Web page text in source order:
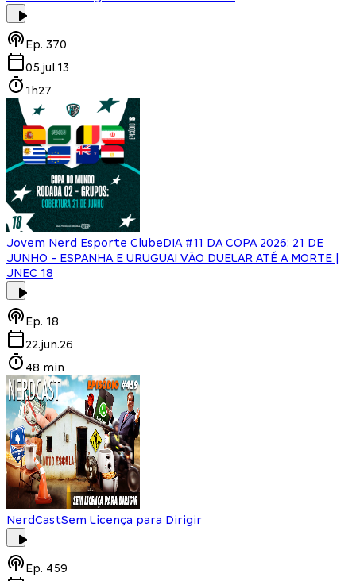
Ep. 370
05.jul.13
1h27
Jovem Nerd Esporte ClubeDIA #11 DA COPA 2026: 21 DE
JUNHO - ESPANHA E URUGUAI VÃO DUELAR ATÉ A MORTE |
JNEC 18
Ep. 18
22.jun.26
48 min
NerdCastSem Licença para Dirigir
Ep. 459